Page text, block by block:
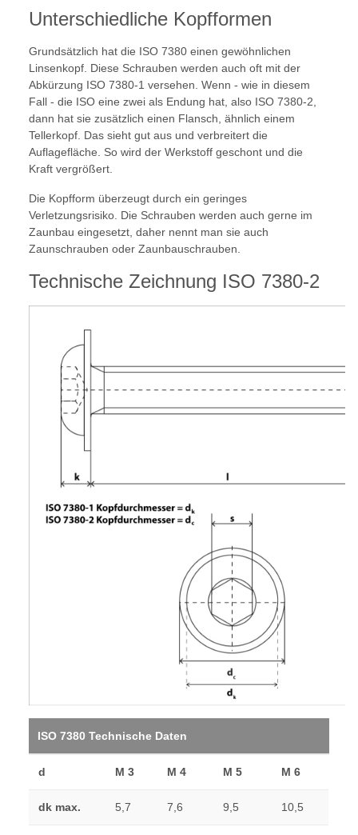
Unterschiedliche Kopfformen
Grundsätzlich hat die ISO 7380 einen gewöhnlichen
Linsenkopf. Diese Schrauben werden auch oft mit der
Abkürzung ISO 7380-1 versehen. Wenn - wie in diesem
Fall - die ISO eine zwei als Endung hat, also ISO 7380-2,
dann hat sie zusätzlich einen Flansch, ähnlich einem
Tellerkopf. Das sieht gut aus und verbreitert die
Auflagefläche. So wird der Werkstoff geschont und die
Kraft vergrößert.
Die Kopfform überzeugt durch ein geringes
Verletzungsrisiko. Die Schrauben werden auch gerne im
Zaunbau eingesetzt, daher nennt man sie auch
Zaunschrauben oder Zaunbauschrauben.
Technische Zeichnung ISO 7380-2
ISO 7380 Technische Daten
d M 3 M 4 M 5 M 6
dk max. 5,7 7,6 9,5 10,5